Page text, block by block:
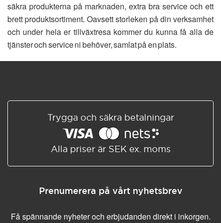
säkra produkterna på marknaden, extra bra service och ett
brett produktsortiment. Oavsett storleken på din verksamhet
och under hela er tillväxtresa kommer du kunna få alla de
tjänster och service ni behöver, samlat på en plats.
Trygga och säkra betalningar
Alla priser är SEK ex. moms
Prenumerera på vårt nyhetsbrev
Få spännande nyheter och erbjudanden direkt i inkorgen.